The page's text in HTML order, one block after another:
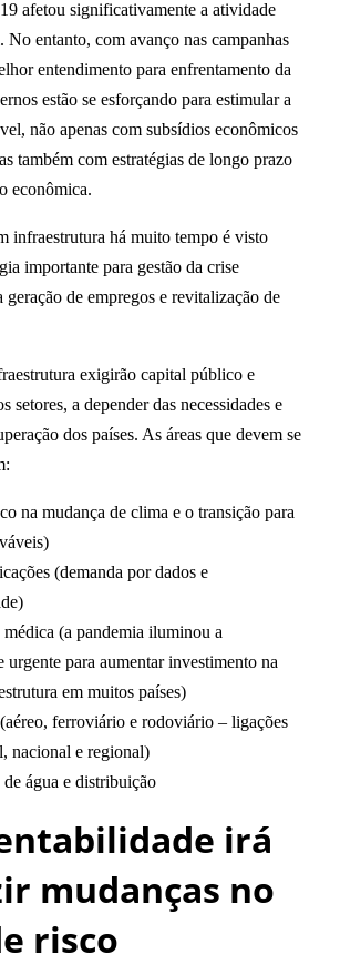
afetou significativamente a atividade
No entanto, com avanço nas campanhas
entendimento para enfrentamento da
estão se esforçando para estimular a
não apenas com subsídios econômicos
também com estratégias de longo prazo
econômica.
infraestrutura há muito tempo é visto
importante para gestão da crise
geração de empregos e revitalização de
exigirão capital público e
setores, a depender das necessidades e
dos países. As áreas que devem se
na mudança de clima e o transição para
(demanda por dados e
médica (a pandemia iluminou a
urgente para aumentar investimento na
em muitos países)
(aéreo, ferroviário e rodoviário – ligações
nacional e regional)
de água e distribuição
irá
mudanças no
risco